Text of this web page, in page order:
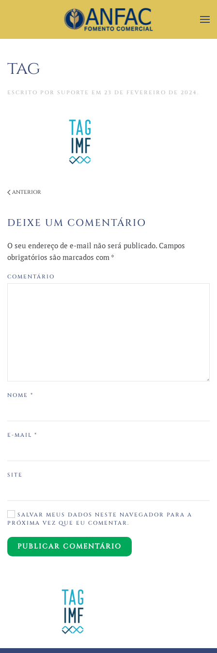
tag
ESCRITO POR SUPORTE EM 23 DE FEVEREIRO DE 2024 .
ANTERIOR
DEIXE UM COMENTÁRIO
O seu endereço de e-mail não será publicado. Campos
obrigatórios são marcados com *
COMENTÁRIO
NOME *
E-MAIL *
SITE
SALVAR MEUS DADOS NESTE NAVEGADOR PARA A
PRÓXIMA VEZ QUE EU COMENTAR.
PUBLICAR COMENTÁRIO